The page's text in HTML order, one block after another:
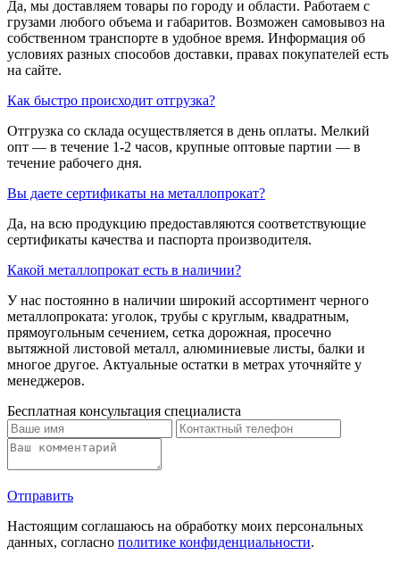
Да, мы доставляем товары по городу и области. Работаем с
грузами любого объема и габаритов. Возможен самовывоз на
собственном транспорте в удобное время. Информация об
условиях разных способов доставки, правах покупателей есть
на сайте.
Как быстро происходит отгрузка?
Отгрузка со склада осуществляется в день оплаты. Мелкий
опт — в течение 1-2 часов, крупные оптовые партии — в
течение рабочего дня.
Вы даете сертификаты на металлопрокат?
Да, на всю продукцию предоставляются соответствующие
сертификаты качества и паспорта производителя.
Какой металлопрокат есть в наличии?
У нас постоянно в наличии широкий ассортимент черного
металлопроката: уголок, трубы с круглым, квадратным,
прямоугольным сечением, сетка дорожная, просечно
вытяжной листовой металл, алюминиевые листы, балки и
многое другое. Актуальные остатки в метрах уточняйте у
менеджеров.
Бесплатная консультация специалиста
Отправить
Настоящим соглашаюсь на обработку моих персональных
данных, согласно политике конфиденциальности.